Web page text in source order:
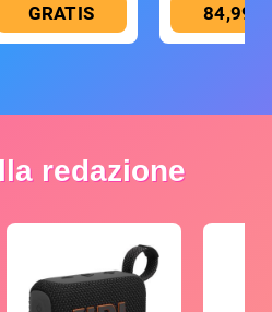
GRATIS 84,99 €
redazione